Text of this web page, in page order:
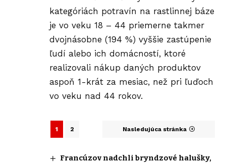
kategóriách potravín na rastlinnej báze
je vo veku 18 – 44 priemerne takmer
dvojnásobne (194 %) vyššie zastúpenie
ľudí alebo ich domácností, ktoré
realizovali nákup daných produktov
aspoň 1-krát za mesiac, než pri ľuďoch
vo veku nad 44 rokov.
1 2 Nasledujúca stránka
Francúzov nadchli bryndzové halušky,